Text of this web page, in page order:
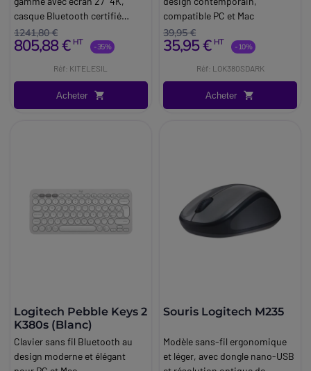
casque Bluetooth certifié
Teams, webcam Full HD
avancée et accessoires sans fil
1241,80 €
805,88 € HT -35%
Réf: KITELESIL
Acheter
compatible PC et Mac
39,95 €
35,95 € HT -10%
Réf: LOK380SDARK
Acheter
Logitech Pebble Keys 2
K380s (Blanc)
Clavier sans fil Bluetooth au
design moderne et élégant
Souris Logitech M235
Modèle sans-fil ergonomique
et léger, avec dongle nano-USB